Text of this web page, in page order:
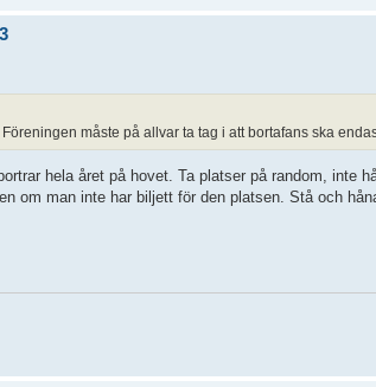
måste på allvar ta tag i att bortafans ska
hela året på hovet. Ta platser på random, inte
om man inte har biljett för den platsen. Stå och